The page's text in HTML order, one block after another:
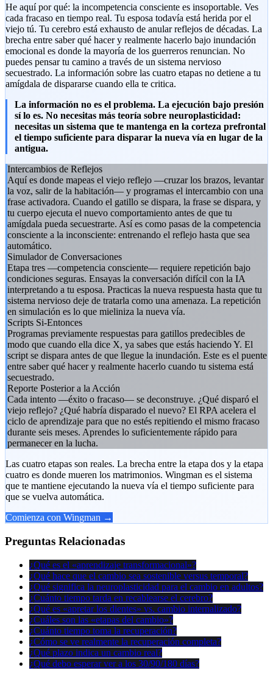
He aquí por qué: la incompetencia consciente es insoportable. Ves
cada fracaso en tiempo real. Tu esposa todavía está herida por el
viejo tú. Tu cerebro está exhausto de anular reflejos de décadas. La
brecha entre saber qué hacer y realmente hacerlo bajo inundación
emocional es donde la mayoría de los guerreros renuncian. No
puedes pensar tu camino a través de un sistema nervioso
secuestrado. La información sobre las cuatro etapas no detiene a tu
amígdala de dispararse cuando ella te critica.
La información no es el problema. La ejecución bajo presión
sí lo es. No necesitas más teoría sobre neuroplasticidad:
necesitas un sistema que te mantenga en la corteza prefrontal
el tiempo suficiente para disparar la nueva vía en lugar de la
antigua.
Intercambios de Reflejos
Aquí es donde mapeas el viejo reflejo —cruzar los brazos, levantar
la voz, salir de la habitación— y programas el intercambio con una
frase activadora. Cuando el gatillo se dispara, la frase se dispara, y
tu cuerpo ejecuta el nuevo comportamiento antes de que tu
amígdala pueda secuestrarte. Así es como pasas de la competencia
consciente a la inconsciente: entrenando el reflejo hasta que sea
automático.
Simulador de Conversaciones
Etapa tres —competencia consciente— requiere repetición bajo
condiciones seguras. Ensayas la conversación difícil con la IA
interpretando a tu esposa. Practicas la nueva respuesta hasta que tu
sistema nervioso deje de tratarla como una amenaza. La repetición
en simulación es lo que mieliniza la nueva vía.
Scripts Si-Entonces
Programas previamente respuestas para gatillos predecibles de
modo que cuando ella dice X, ya sabes que estás haciendo Y. El
script se dispara antes de que llegue la inundación. Este es el puente
entre saber qué hacer y realmente hacerlo cuando tu sistema está
secuestrado.
Reporte Posterior a la Acción
Cada intento —éxito o fracaso— se deconstruye. ¿Qué disparó el
viejo reflejo? ¿Qué habría disparado el nuevo? El RPA acelera el
ciclo de aprendizaje para que no estés repitiendo el mismo fracaso
durante seis meses. Aprendes lo suficientemente rápido para
permanecer en la lucha.
Las cuatro etapas son reales. La brecha entre la etapa dos y la etapa
cuatro es donde mueren los matrimonios. Wingman es el sistema
que te mantiene ejecutando la nueva vía el tiempo suficiente para
que se vuelva automática.
Comienza con Wingman →
Preguntas Relacionadas
¿Qué es el «aprendizaje transformacional»?
¿Qué hace que el cambio sea sostenible versus temporal?
¿Qué significa la neuroplasticidad para el cambio en adultos?
¿Cuánto tiempo tarda en recablearse el cerebro?
¿Qué es «apretar los dientes» vs. cambio internalizado?
¿Cuáles son las «etapas del cambio»?
¿Cuánto tiempo toma la recuperación?
¿Cómo se ve realmente la recuperación completa?
¿Qué plazo indica un cambio real?
¿Qué debo esperar ver a los 30/90/180 días?